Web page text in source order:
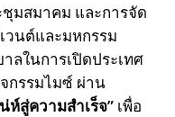
ชุมสมาคม และการจัด
วนต์และมหกรรม
ลในการเปิดประเทศ
กรรมไมซ์ ผ่าน
ห์สู่ความสำเร็จ” เพื่อ